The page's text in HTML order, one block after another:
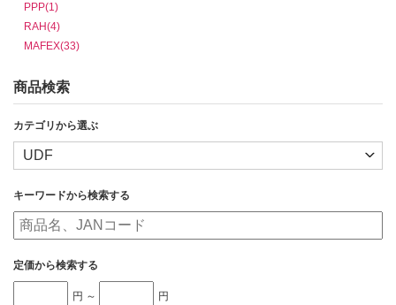
PPP(1)
RAH(4)
MAFEX(33)
商品検索
カテゴリから選ぶ
キーワードから検索する
定価から検索する
円 ～ 円